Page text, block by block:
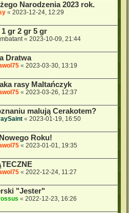
Narodzenia 2023 rok.
« 2023-12-24, 12:29
gr 2 gr 5 gr
« 2023-10-09, 21:44
Dratwa
« 2023-03-30, 13:19
rasy Maltańczyk
« 2023-03-26, 12:37
malują Cerakotem?
« 2023-01-19, 16:50
Roku!
« 2023-01-01, 19:35
« 2022-12-24, 11:27
"Jester"
« 2022-12-23, 16:26